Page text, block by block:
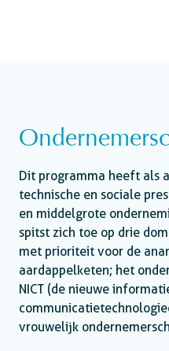
Dit programma heeft als
technische en sociale
en middelgrote
spitst zich toe op drie
met prioriteit voor de
aardappelketen; het
NICT (de nieuwe
vrouwelijk